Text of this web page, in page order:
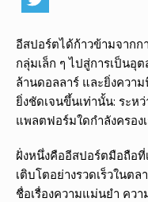
อีสปอร์ตได้ก้าวข้ามจากก
กลุ่มเล็ก ๆ ไปสู่การเป็น
ล้านดอลลาร์ และยิ่งควา
ยิ่งชัดเจนขึ้นเท่านั้น: ระ
แพลตฟอร์มใดกำลังครอง
ฝั่งหนึ่งคืออีสปอร์ตมือถือที่
เติบโตอย่างรวดเร็วในต
ชื่อเรื่องความแม่นยำ คว